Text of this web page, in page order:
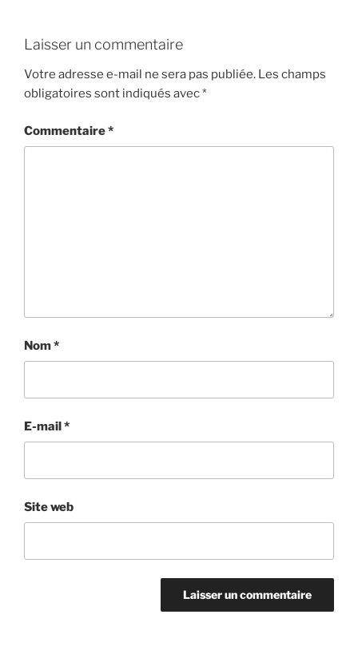
Laisser un commentaire
Votre adresse e-mail ne sera pas publiée. Les champs
obligatoires sont indiqués avec*
Commentaire*
Nom*
E-mail*
Site web